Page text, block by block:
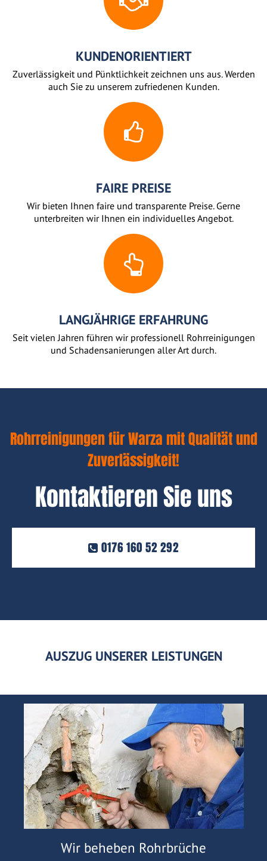
KUNDENORIENTIERT
Zuverlässigkeit und Pünktlichkeit zeichnen uns aus. Werden
auch Sie zu unserem zufriedenen Kunden.
FAIRE PREISE
Wir bieten Ihnen faire und transparente Preise. Gerne
unterbreiten wir Ihnen ein individuelles Angebot.
LANGJÄHRIGE ERFAHRUNG
Seit vielen Jahren führen wir professionell Rohrreinigungen
und Schadensanierungen aller Art durch.
Rohrreinigungen für Warza mit Qualität und
Zuverlässigkeit!
Kontaktieren Sie uns
0176 160 52 292
AUSZUG UNSERER LEISTUNGEN
Wir beheben Rohrbrüche